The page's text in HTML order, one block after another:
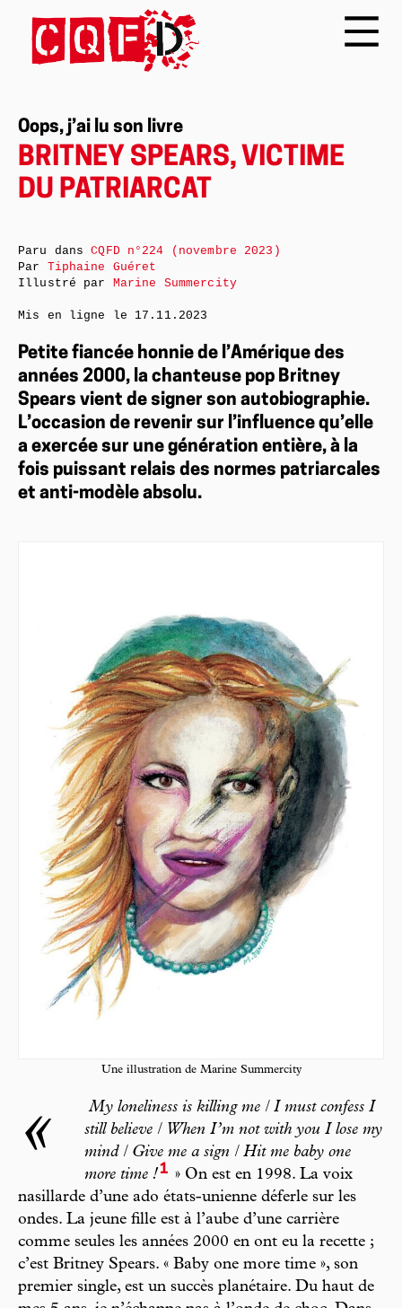
Oops, j’ai lu son livre
BRITNEY SPEARS, VICTIME
DU PATRIARCAT
Petite fiancée honnie de l’Amérique des
années 2000, la chanteuse pop Britney
Spears vient de signer son autobiographie.
L’occasion de revenir sur l’influence qu’elle
a exercée sur une génération entière, à la
fois puissant relais des normes patriarcales
et anti-modèle absolu.
Une illustration de Marine Summercity
«
My loneliness is killing me / I must confess I
still believe / When I’m not with you I lose my
mind / Give me a sign / Hit me baby one
more time !1 » On est en 1998. La voix
nasillarde d’une ado états-unienne déferle sur les
ondes. La jeune fille est à l’aube d’une carrière
comme seules les années 2000 en ont eu la recette ;
c’est Britney Spears. « Baby one more time », son
premier single, est un succès planétaire. Du haut de
Paru dansCQFD n°224 (novembre 2023)
Par Tiphaine Guéret
Illustré par Marine Summercity
Mis en ligne le 17.11.2023